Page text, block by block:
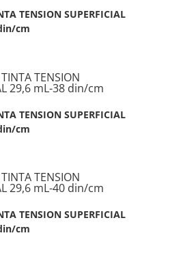
TENSION SUPERFICIAL
cm
TENSION SUPERFICIAL
cm
TENSION SUPERFICIAL
cm